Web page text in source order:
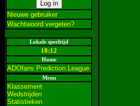
Nieuwe gebruiker
Wachtwoord vergeten?
Lokale speeltijd
18:12
Home
ADOfans Prediction League
Menu
Klassement
Wedstrijden
Statistieken